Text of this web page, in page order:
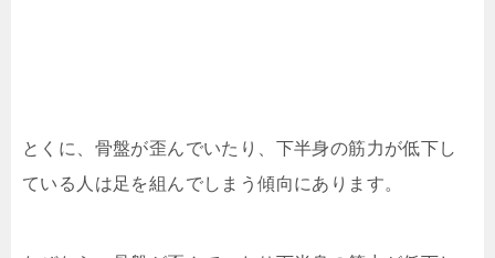
とくに、骨盤が歪んでいたり、下半身の筋力が低下し
ている人は足を組んでしまう傾向にあります。